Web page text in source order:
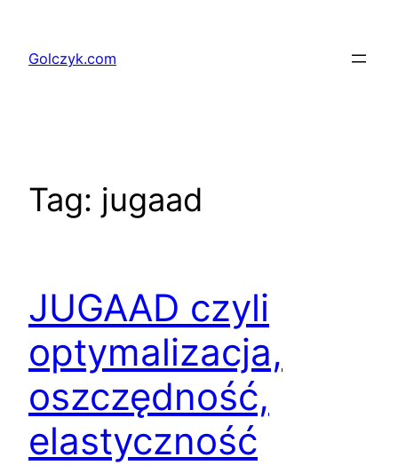
treściGolczyk.com
Tag: jugaad
JUGAAD czyli
optymalizacja,
oszczędność,
elastyczność